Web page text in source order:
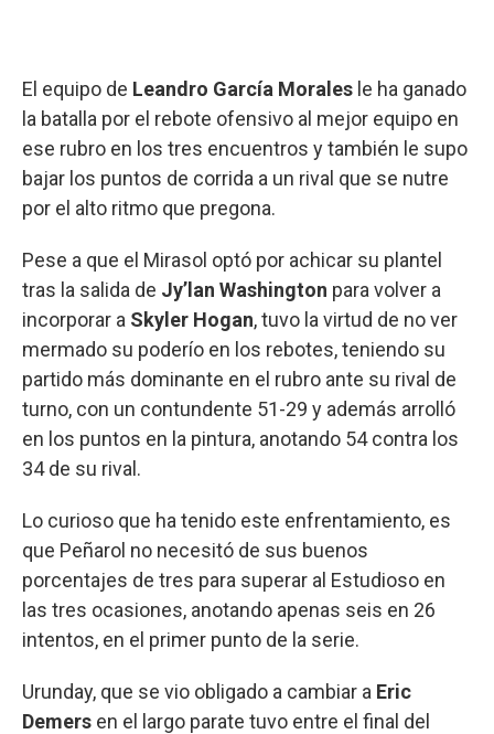
El equipo de Leandro García Morales le ha ganado
la batalla por el rebote ofensivo al mejor equipo en
ese rubro en los tres encuentros y también le supo
bajar los puntos de corrida a un rival que se nutre
por el alto ritmo que pregona.
Pese a que el Mirasol optó por achicar su plantel
tras la salida de Jy’lan Washington para volver a
incorporar a Skyler Hogan, tuvo la virtud de no ver
mermado su poderío en los rebotes, teniendo su
partido más dominante en el rubro ante su rival de
turno, con un contundente 51-29 y además arrolló
en los puntos en la pintura, anotando 54 contra los
34 de su rival.
Lo curioso que ha tenido este enfrentamiento, es
que Peñarol no necesitó de sus buenos
porcentajes de tres para superar al Estudioso en
las tres ocasiones, anotando apenas seis en 26
intentos, en el primer punto de la serie.
Urunday, que se vio obligado a cambiar a Eric
Demers en el largo parate tuvo entre el final del